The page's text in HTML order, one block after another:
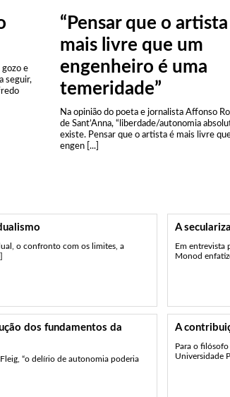
e
seguir,
“Pensar que o
mais livre que um
engenheiro é uma
temeridade”
Na opinião do poeta e jornalista Affonso
de Sant’Anna, “liberdade/autonomia
existe. Pensar que o artista é mais livre
engen [...]
o confronto com os limites, a
A
Em entrevista
Monod
dos fundamentos da
“o delírio de autonomia poderia
A
Para o
Universidade